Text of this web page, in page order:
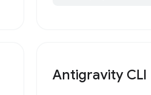
Antigravity CLI